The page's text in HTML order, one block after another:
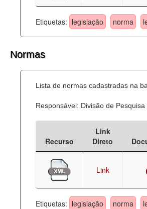
Agenda
Perguntas frequentes
Etiquetas: legislação norma
Normas
Lista de normas cadastradas na
Responsável: Divisão de
Recurso
Link
Direto
Link
Etiquetas: legislação norma